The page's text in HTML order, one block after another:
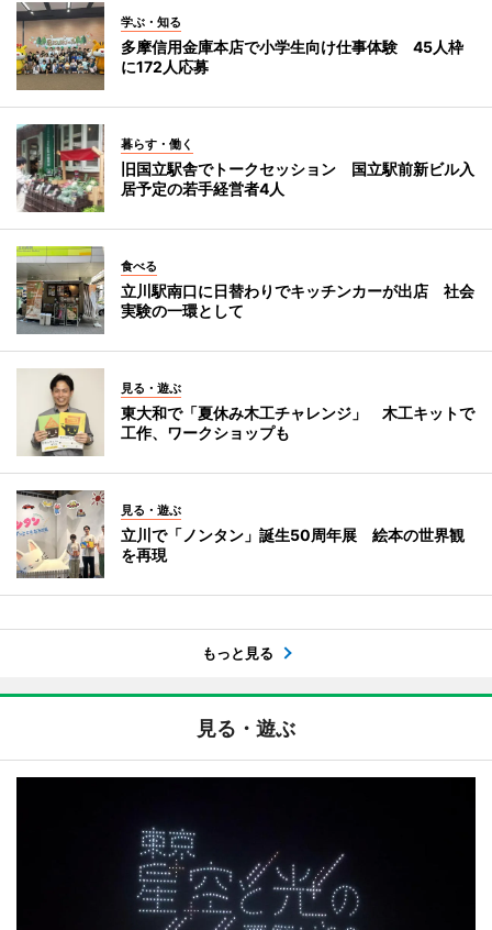
学ぶ・知る
多摩信用金庫本店で小学生向け仕事体験 45人枠
に172人応募
暮らす・働く
旧国立駅舎でトークセッション 国立駅前新ビル入
居予定の若手経営者4人
食べる
立川駅南口に日替わりでキッチンカーが出店 社会
実験の一環として
見る・遊ぶ
東大和で「夏休み木工チャレンジ」 木工キットで
工作、ワークショップも
見る・遊ぶ
立川で「ノンタン」誕生50周年展 絵本の世界観
を再現
もっと見る
見る・遊ぶ